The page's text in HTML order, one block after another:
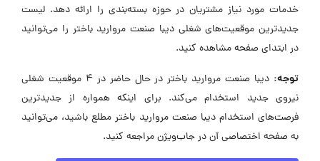
خدمات مورد نیاز مشتریان در حوزه بسته‌بندی را ارائه دهد. لیست
جدیدترین موقعیت‌های شغلی دیبا صنعت مروارید باختر را می‌توانید
در ابتدای صفحه مشاهده کنید.
توجه:
دیبا صنعت مروارید باختر در حال حاضر در ۴ موقعیت شغلی
نیروی جدید استخدام می‌کند. برای اینکه همواره از جدیدترین
فرصت‌های استخدام دیبا صنعت مروارید باختر مطلع باشید، می‌توانید
به صفحه اختصاصی آن در جاب‌ویژن مراجعه کنید.